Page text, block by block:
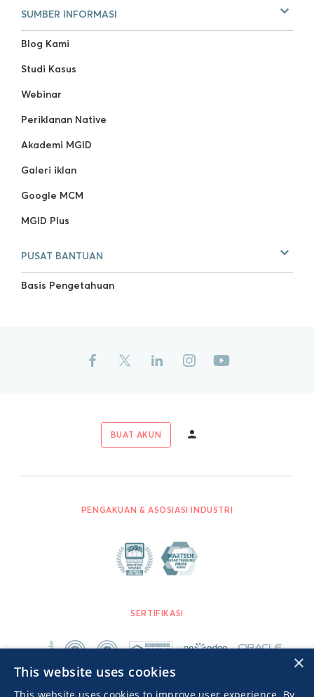
SUMBER INFORMASI
Blog Kami
Studi Kasus
Webinar
Periklanan Native
Akademi MGID
Galeri iklan
Google MCM
MGID Plus
PUSAT BANTUAN
Basis Pengetahuan
BUAT AKUN
PENGAKUAN & ASOSIASI INDUSTRI
SERTIFIKASI
×
This website uses cookies